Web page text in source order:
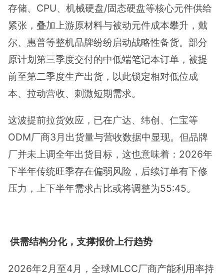
存储、CPU、机械硬盘/固态硬盘等核心元件供给
紧张，叠加上游原材料与被动元件成本攀升，戴
尔、惠普等整机品牌纷纷启动战略性备货。部分
原计划第三季度交付的中低端笔记本订单，被提
前至第二季度生产出货，以此锁定相对低位成
本、拉动营收、刺激短期需求。
这波提前拉货效应，已在广达、纬创、仁宝等
ODM厂商3月出货量与营收数据中显现。但品牌
厂并未上调全年出货目标，这也意味着：2026年
下半年传统旺季存在偏弱风险，后续订单有下修
压力，上下半年需求占比或将调整为55:45。
供需结构分化，支撑报价上行趋势
2026年2月至4月，全球MLCC厂商产能利用率持